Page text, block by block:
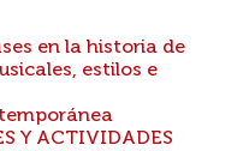
en la historia de
estilos e
Y ACTIVIDADES